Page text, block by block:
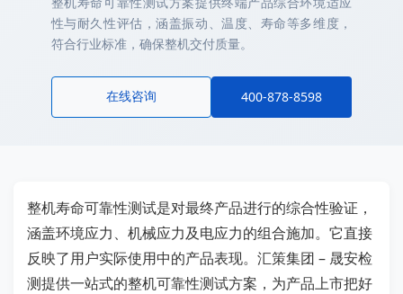
性与耐久性评估，涵盖振动、温度、寿命等多维度，
符合行业标准，确保整机交付质量。
在线咨询 400-878-8598
整机寿命可靠性测试是对最终产品进行的综合性验证，
涵盖环境应力、机械应力及电应力的组合施加。它直接
反映了用户实际使用中的产品表现。汇策集团 – 晟安检
测提供一站式的整机可靠性测试方案，为产品上市把好